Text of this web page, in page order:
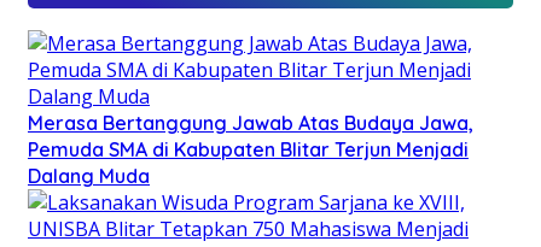
Merasa Bertanggung Jawab Atas Budaya Jawa,
Pemuda SMA di Kabupaten Blitar Terjun Menjadi
Dalang Muda